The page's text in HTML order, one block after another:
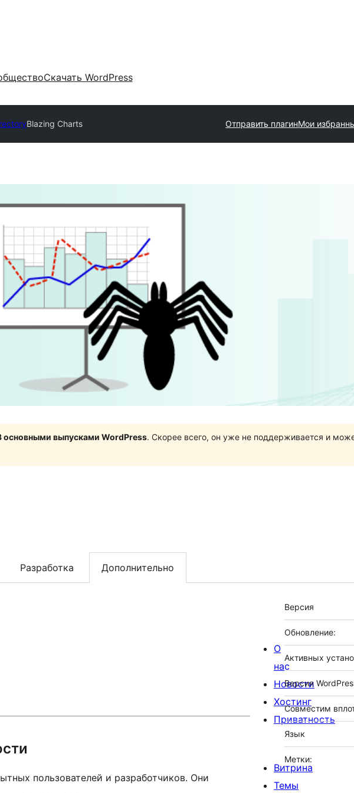
Скачать WordPress
Blazing Charts Отправить плагинМои
основными выпусками WordPress. Скорее всего, он уже не поддерживается и
Разработка Дополнительно
пользователей и разработчиков. Они
Мета
Версия
Обновление:
Активных
Версия
Совместим
Язык
Метки:
О
нас
Новости
Хостинг
Приватность
Витрина
Темы